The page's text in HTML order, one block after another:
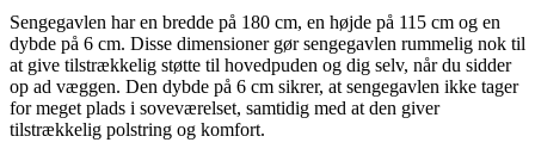
Sengegavlen har en bredde på 180 cm, en højde på 115 cm og en
dybde på 6 cm. Disse dimensioner gør sengegavlen rummelig nok til
at give tilstrækkelig støtte til hovedpuden og dig selv, når du sidder
op ad væggen. Den dybde på 6 cm sikrer, at sengegavlen ikke tager
for meget plads i soveværelset, samtidig med at den giver
tilstrækkelig polstring og komfort.